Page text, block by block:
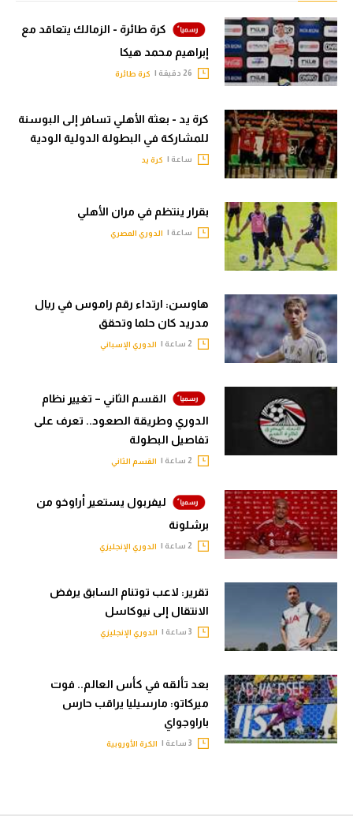
كرة طائرة - الزمالك يتعاقد مع
إبراهيم محمد هيكا
كرة طائرة
كرة يد - بعثة الأهلي تسافر إلى البوسنة
للمشاركة في البطولة الدولية الودية
ساعة | كرة يد
بقرار ينتظم في مران الأهلي
ساعة | الدوري المصري
هاوسن: ارتداء رقم راموس في ريال
مدريد كان حلما وتحقق
الدوري الإسباني
القسم الثاني – تغيير نظام
الدوري وطريقة الصعود.. تعرف على
تفاصيل البطولة
القسم الثاني
ليفربول يستعير أراوخو من
برشلونة
الدوري الإنجليزي
تقرير: لاعب توتنام السابق يرفض
الانتقال إلى نيوكاسل
الدوري الإنجليزي
بعد تألقه في كأس العالم.. فوت
ميركاتو: مارسيليا يراقب حارس
باراوجواي
الكرة الأوروبية